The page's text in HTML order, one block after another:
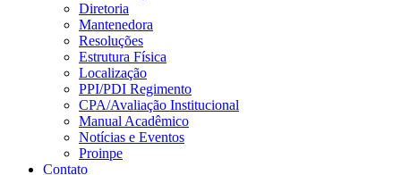
Diretoria
Mantenedora
Resoluções
Estrutura Física
Localização
PPI/PDI Regimento
CPA/Avaliação Institucional
Manual Acadêmico
Notícias e Eventos
Proinpe
Contato